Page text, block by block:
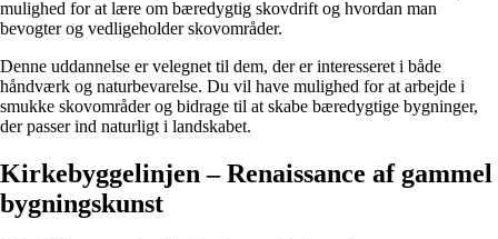
mulighed for at lære om bæredygtig skovdrift og hvordan man
bevogter og vedligeholder skovområder.
Denne uddannelse er velegnet til dem, der er interesseret i både
håndværk og naturbevarelse. Du vil have mulighed for at arbejde i
smukke skovområder og bidrage til at skabe bæredygtige bygninger,
der passer ind naturligt i landskabet.
Kirkebyggelinjen – Renaissance af gammel
bygningskunst